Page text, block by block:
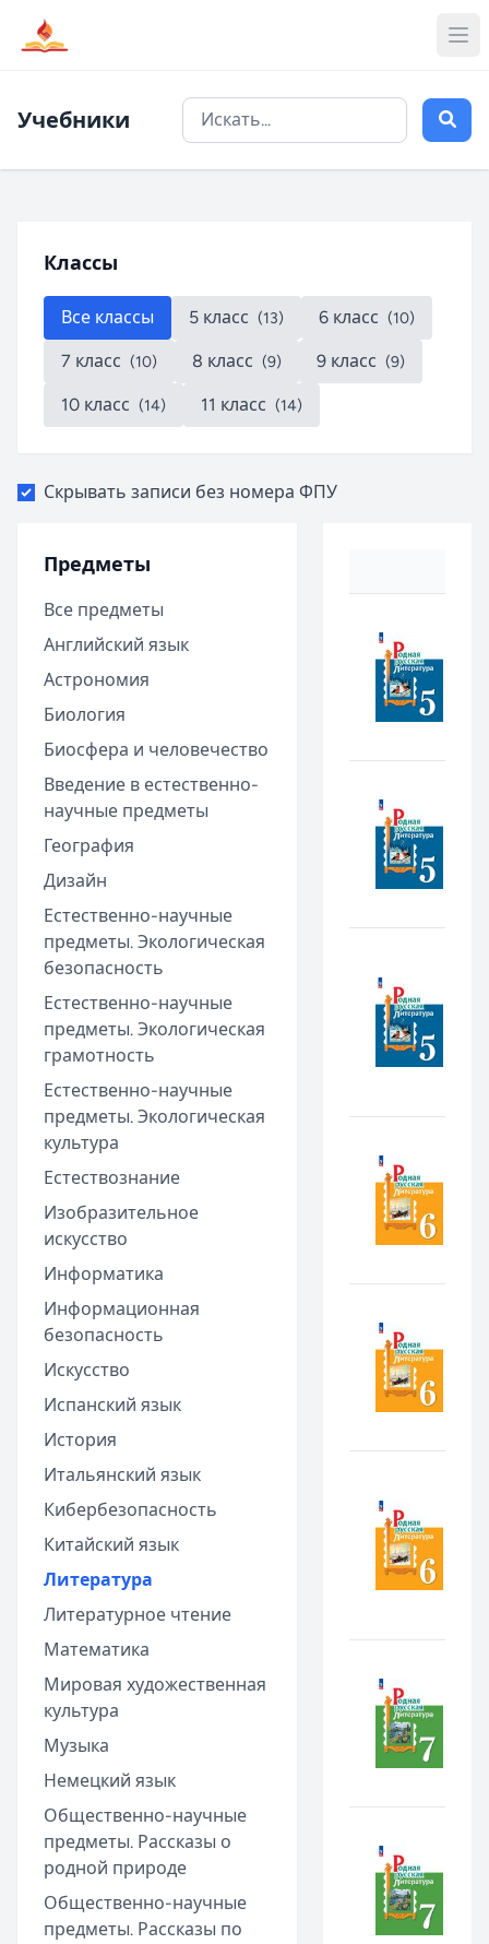
Учебники
Классы
Все классы 5 класс (13) 6 класс (10)
7 класс (10) 8 класс (9) 9 класс (9)
10 класс (14) 11 класс (14)
Скрывать записи без номера ФПУ
Предметы
Все предметы
Английский язык
Астрономия
Биология
Биосфера и человечество
Введение в естественно-
научные предметы
География
Дизайн
Естественно-научные
предметы. Экологическая
безопасность
Естественно-научные
предметы. Экологическая
грамотность
Естественно-научные
предметы. Экологическая
культура
Естествознание
Изобразительное
искусство
Информатика
Информационная
безопасность
Искусство
Испанский язык
История
Итальянский язык
Кибербезопасность
Китайский язык
Литература
Литературное чтение
Математика
Мировая художественная
культура
Музыка
Немецкий язык
Общественно-научные
предметы. Рассказы о
родной природе
Общественно-научные
предметы. Рассказы по